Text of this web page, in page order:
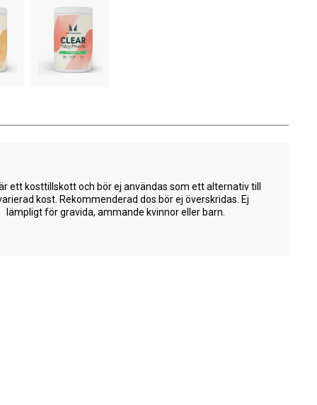
ett kosttillskott och bör ej användas som ett alternativ till
kost. Rekommenderad dos bör ej överskridas. Ej
lämpligt för gravida, ammande kvinnor eller barn.